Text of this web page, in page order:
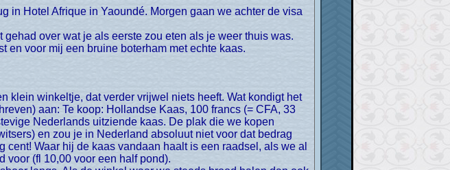
over wat je als eerste zou eten als je weer thuis was.
en voor mij een bruine boterham met echte kaas.
aan: Te koop: Hollandse Kaas, 100 francs (= CFA, 33
Nederlands uitziende kaas. De plak die we kopen
en zou je in Nederland absoluut niet voor dat bedrag
Waar hij de kaas vandaan haalt is een raadsel, als we al
voor (fl 10,00 voor een half pond).